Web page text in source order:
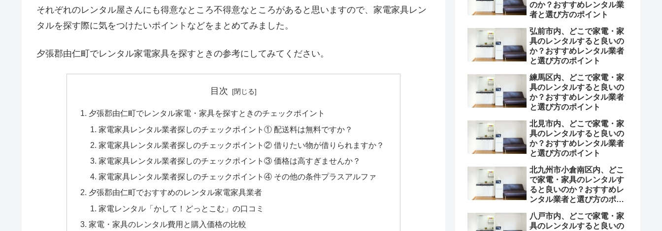
それぞれのレンタル屋さんにも得意なところ不得意なところがあると思いますので、家電家具レン
タルを探す際に気をつけたいポイントなどをまとめてみました。
夕張郡由仁町でレンタル家電家具を探すときの参考にしてみてください。
目次
夕張郡由仁町でレンタル家電・家具を探すときのチェックポイント
家電家具レンタル業者探しのチェックポイント① 配送料は無料ですか？
家電家具レンタル業者探しのチェックポイント② 借りたい物が借りられますか？
家電家具レンタル業者探しのチェックポイント③ 価格は高すぎませんか？
家電家具レンタル業者探しのチェックポイント④ その他の条件プラスアルファ
夕張郡由仁町でおすすめのレンタル家電家具業者
家電レンタル「かして！どっとこむ」の口コミ
家電・家具のレンタル費用と購入価格の比較
のか？おすすめレンタル業
者と選び方のポイント
弘前市内、どこで家電・家
具のレンタルすると良いの
か？おすすめレンタル業者
と選び方のポイント
練馬区内、どこで家電・家
具のレンタルすると良いの
か？おすすめレンタル業者
と選び方のポイント
北見市内、どこで家電・家
具のレンタルすると良いの
か？おすすめレンタル業者
と選び方のポイント
北九州市小倉南区内、どこ
で家電・家具のレンタルす
ると良いのか？おすすめレ
ンタル業者と選び方のポイ
八戸市内、どこで家電・家
具のレンタルすると良いの